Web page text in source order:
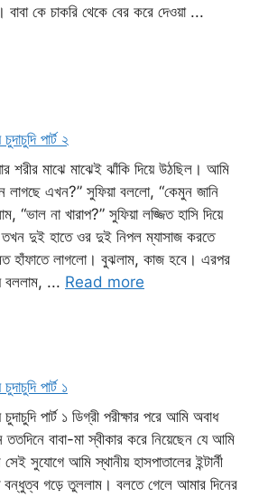
বাবা কে চাকরি থেকে বের করে দেওয়া ...
পার্ট ২
শরীর মাঝে মাঝেই ঝাঁকি দিয়ে উঠছিল। আমি
লাগছে এখন?” সুফিয়া বললো, “কেমুন জানি
“ভাল না খারাপ?” সুফিয়া লজ্জিত হাসি দিয়ে
দুই হাতে ওর দুই নিপল ম্যাসাজ করতে
হাঁফাতে লাগলো। বুঝলাম, কাজ হবে। এরপর
বললাম, ... Read more
পার্ট ১
পার্ট ১ ডিগ্রী পরীক্ষার পরে আমি অবাধ
ততদিনে বাবা-মা স্বীকার করে নিয়েছেন যে আমি
সুযোগে আমি স্থানীয় হাসপাতালের ইন্টার্নী
বন্ধুত্ব গড়ে তুললাম। বলতে গেলে আমার দিনের